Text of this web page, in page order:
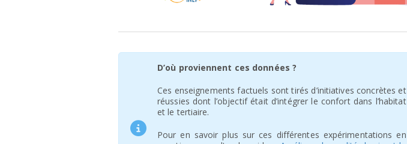
D’où proviennent ces données ?
Ces enseignements factuels sont tirés d’initiatives concrètes et
réussies dont l’objectif était d’intégrer le confort dans l’habitat
et le tertiaire.
Pour en savoir plus sur ces différentes expérimentations en